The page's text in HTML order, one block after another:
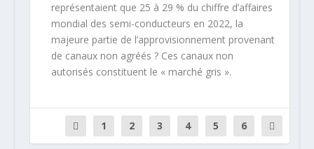
représentaient que 25 à 29 % du chiffre d’affaires
mondial des semi-conducteurs en 2022, la
majeure partie de l’approvisionnement provenant
de canaux non agréés ? Ces canaux non
autorisés constituent le « marché gris ».
1 2 3 4 5 6